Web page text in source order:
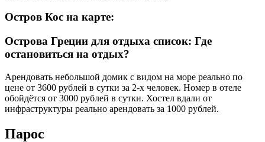
Остров Кос на карте:
Острова Греции для отдыха список: Где
остановиться на отдых?
Арендовать небольшой домик с видом на море реально по
цене от 3600 рублей в сутки за 2-х человек. Номер в отеле
обойдётся от 3000 рублей в сутки. Хостел вдали от
инфраструктуры реально арендовать за 1000 рублей.
Парос